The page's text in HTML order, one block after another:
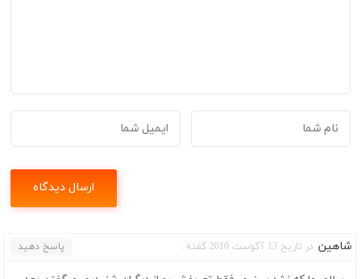
شاهین در تاریخ 13 آگوست 2010 گفته : پاسخ دهید